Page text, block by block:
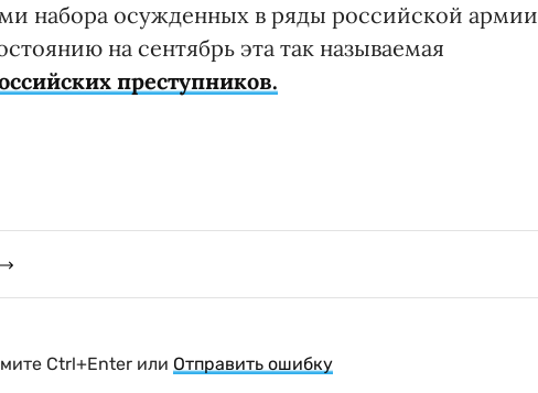
набора осужденных в ряды российской армии
на сентябрь эта так называемая
преступников.
Ctrl+Enter или Отправить ошибку